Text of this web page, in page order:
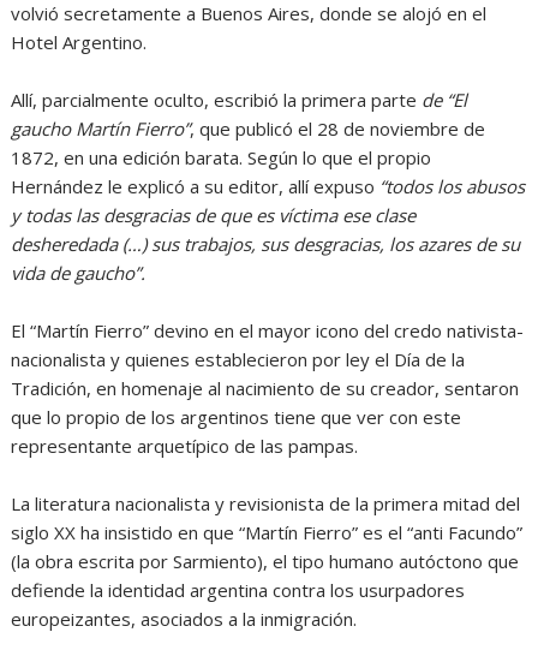
volvió secretamente a Buenos Aires, donde se alojó en el
Hotel Argentino.
Allí, parcialmente oculto, escribió la primera parte de “El
gaucho Martín Fierro”, que publicó el 28 de noviembre de
1872, en una edición barata. Según lo que el propio
Hernández le explicó a su editor, allí expuso “todos los abusos
y todas las desgracias de que es víctima ese clase
desheredada (…) sus trabajos, sus desgracias, los azares de su
vida de gaucho”.
El “Martín Fierro” devino en el mayor icono del credo nativista-
nacionalista y quienes establecieron por ley el Día de la
Tradición, en homenaje al nacimiento de su creador, sentaron
que lo propio de los argentinos tiene que ver con este
representante arquetípico de las pampas.
La literatura nacionalista y revisionista de la primera mitad del
siglo XX ha insistido en que “Martín Fierro” es el “anti Facundo”
(la obra escrita por Sarmiento), el tipo humano autóctono que
defiende la identidad argentina contra los usurpadores
europeizantes, asociados a la inmigración.